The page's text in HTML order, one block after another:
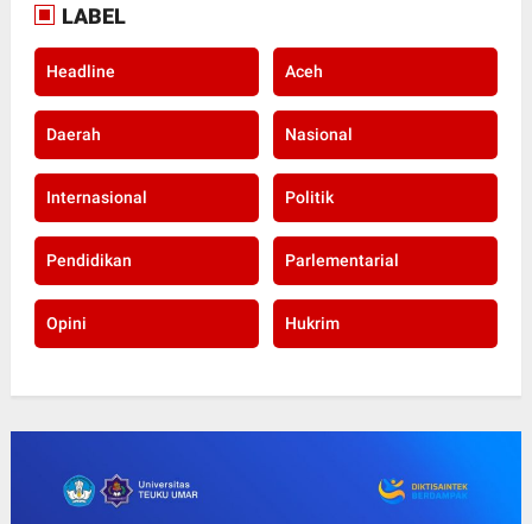
LABEL
Headline Aceh
Daerah Nasional
Internasional Politik
Pendidikan Parlementarial
Opini Hukrim